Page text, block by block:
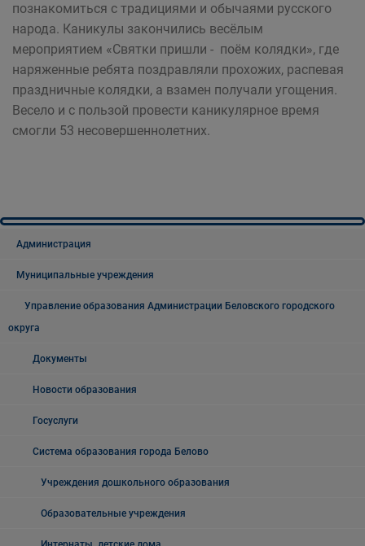
познакомиться с традициями и обычаями русского
народа. Каникулы закончились весёлым
мероприятием «Святки пришли - поём колядки», где
наряженные ребята поздравляли прохожих, распевая
праздничные колядки, а взамен получали угощения.
Весело и с пользой провести каникулярное время
смогли 53 несовершеннолетних.
Администрация
Муниципальные учреждения
Управление образования Администрации Беловского городского
округа
Документы
Новости образования
Госуслуги
Система образования города Белово
Учреждения дошкольного образования
Образовательные учреждения